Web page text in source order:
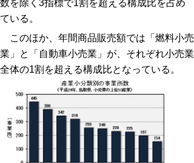
数を除く3指標で1割を超える構成比を占め
ている。
このほか、年間商品販売額では「燃料小売
業」と「自動車小売業」が、それぞれ小売業
全体の1割を超える構成比となっている。